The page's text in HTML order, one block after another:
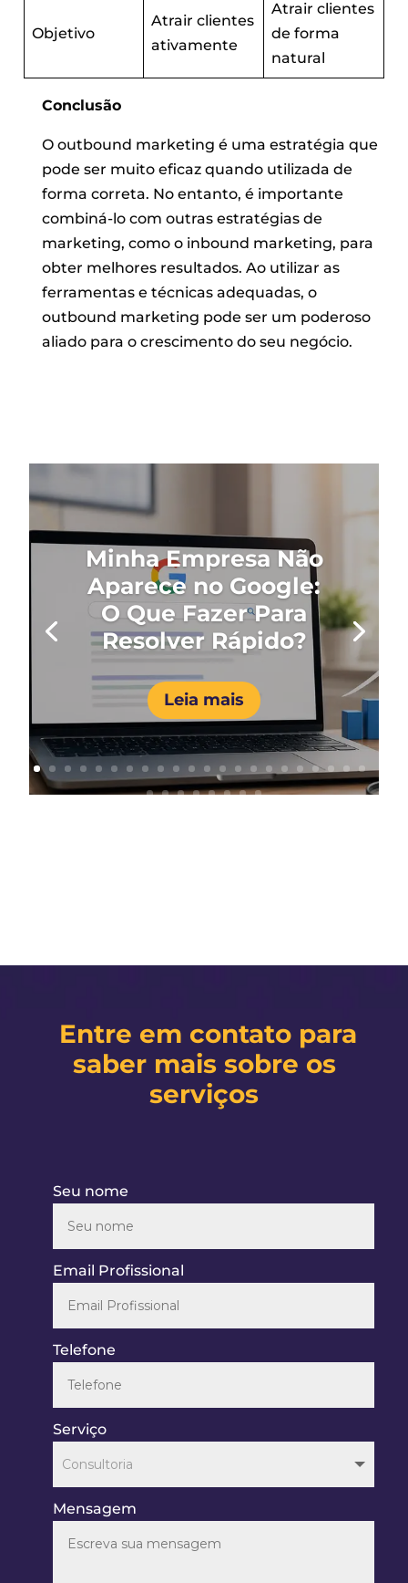
Objetivo
Atrair clientes
ativamente
Atrair clientes
de forma
natural
Conclusão
O outbound marketing é uma estratégia que
pode ser muito eficaz quando utilizada de
forma correta. No entanto, é importante
combiná-lo com outras estratégias de
marketing, como o inbound marketing, para
obter melhores resultados. Ao utilizar as
ferramentas e técnicas adequadas, o
outbound marketing pode ser um poderoso
aliado para o crescimento do seu negócio.
Minha Empresa Não
Aparece no Google:
O Que Fazer Para
Resolver Rápido?
Leia mais
Entre em contato para
saber mais sobre os
serviços
Seu nome
Email Profissional
Telefone
Serviço
Mensagem